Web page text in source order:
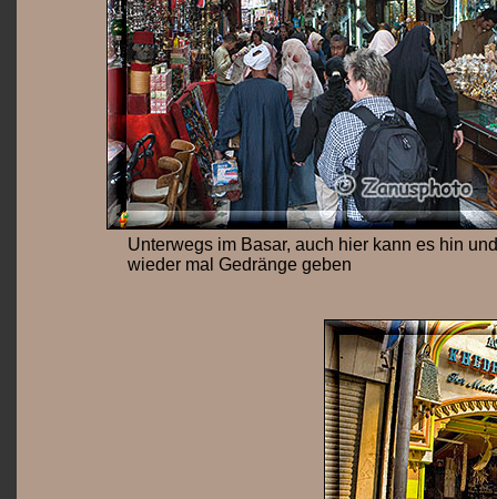
Unterwegs im Basar, auch hier kann es hin und
wieder mal Gedränge geben